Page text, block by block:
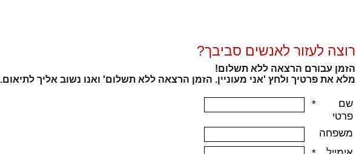
רוצה לעזור לאנשים סביבך?
הזמן עבורם הרצאה ללא תשלום!
מלא את פרטיך ולחץ 'אני מעוניין. הזמן הרצאה ללא תשלום' ואנו נשוב אליך לתיאום.